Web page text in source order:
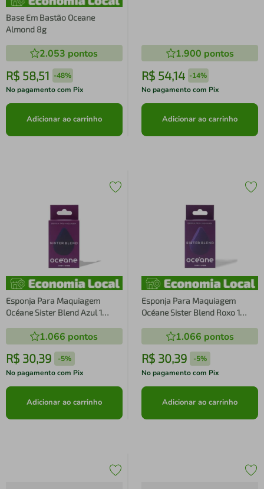
Base Em Bastão Oceane
Almond 8g
2.053 pontos
R$ 58,51 -48%
No pagamento com Pix
Adicionar ao carrinho
1.900 pontos
R$ 54,14 -14%
No pagamento com Pix
Adicionar ao carrinho
Esponja Para Maquiagem
Océane Sister Blend Azul 1
1.066 pontos
R$ 30,39 -5%
No pagamento com Pix
Adicionar ao carrinho
Esponja Para Maquiagem
Océane Sister Blend Roxo 1
1.066 pontos
R$ 30,39 -5%
No pagamento com Pix
Adicionar ao carrinho